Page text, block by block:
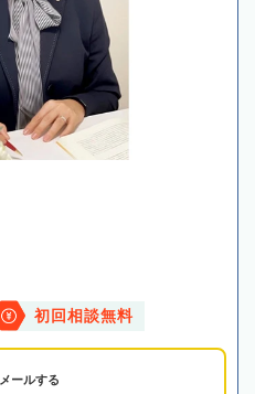
初回相談無料
メールする